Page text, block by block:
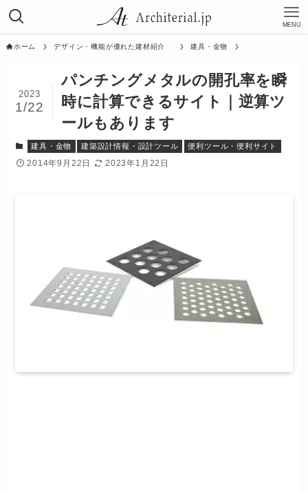
MENU
ホーム デザイン・機能が優れた建材紹介 建具・金物
パンチングメタルの開孔率を瞬
時に計算できるサイト｜逆算ツ
ールもあります
2023
1/22
建具・金物 建築設計情報・設計ツール 便利ツール・便利サイト
2014年9月22日 2023年1月22日